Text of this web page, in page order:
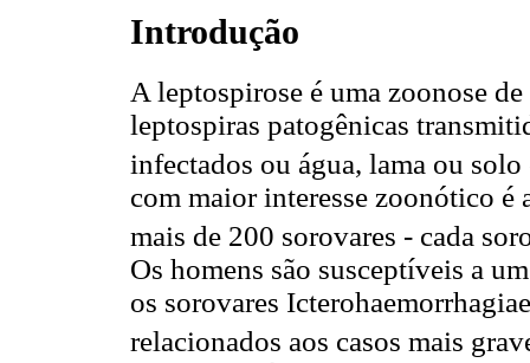
Introdução
A leptospirose é uma zoonose
leptospiras patogênicas
infectados ou água, lama ou
com maior interesse zoonótico é
mais de 200 sorovares - cada
Os homens são susceptíveis a
os sorovares
relacionados aos casos mais